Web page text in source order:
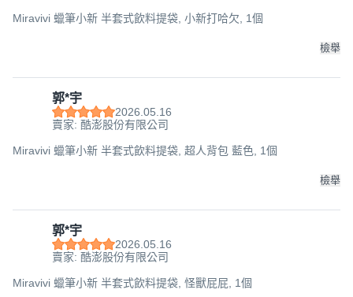
Miravivi 蠟筆小新 半套式飲料提袋, 小新打哈欠, 1個
檢舉
郭*宇
2026.05.16
賣家: 酷澎股份有限公司
Miravivi 蠟筆小新 半套式飲料提袋, 超人背包 藍色, 1個
檢舉
郭*宇
2026.05.16
賣家: 酷澎股份有限公司
Miravivi 蠟筆小新 半套式飲料提袋, 怪獸屁屁, 1個